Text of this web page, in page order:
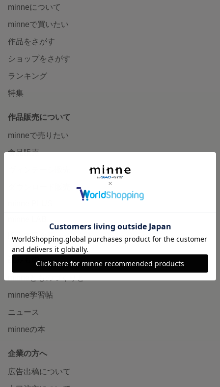
minneについて
minneで買いたい
作品をさがす
ショップをさがす
ランキング
特集
作品販売について
minneで売りたい
食品販売
販売支援企画・イベント
読みもの
minne学習帖
ニュース
minneの本
企業の方へ
広告出稿について